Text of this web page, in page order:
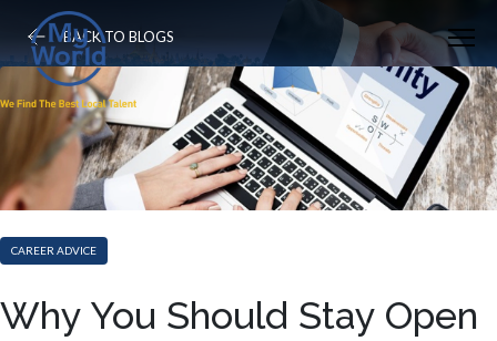
BACK TO BLOGS
CAREER ADVICE
Why You Should Stay Open